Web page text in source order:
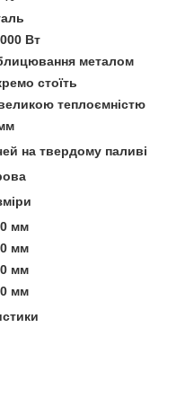
Вт
металом
стоїть
теплоємністю
на твердому паливі
мм
мм
мм
мм